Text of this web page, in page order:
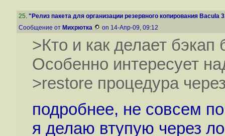
25. "Релиз пакета для организации резервного копирования Bacula
Сообщение от Михрютка on 14-Апр-09, 09:12
>Кто и как делает
Особенно интересует
>restore процедура
подробнее, не совсем
я делаю втупую через